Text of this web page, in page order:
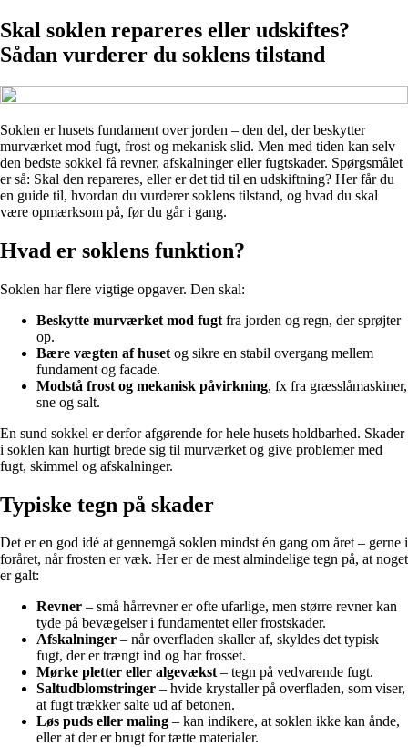
Skal soklen repareres eller udskiftes?
Sådan vurderer du soklens tilstand
Soklen er husets fundament over jorden – den del, der beskytter
murværket mod fugt, frost og mekanisk slid. Men med tiden kan selv
den bedste sokkel få revner, afskalninger eller fugtskader. Spørgsmålet
er så: Skal den repareres, eller er det tid til en udskiftning? Her får du
en guide til, hvordan du vurderer soklens tilstand, og hvad du skal
være opmærksom på, før du går i gang.
Hvad er soklens funktion?
Soklen har flere vigtige opgaver. Den skal:
Beskytte murværket mod fugt fra jorden og regn, der sprøjter
op.
Bære vægten af huset og sikre en stabil overgang mellem
fundament og facade.
Modstå frost og mekanisk påvirkning, fx fra græsslåmaskiner,
sne og salt.
En sund sokkel er derfor afgørende for hele husets holdbarhed. Skader
i soklen kan hurtigt brede sig til murværket og give problemer med
fugt, skimmel og afskalninger.
Typiske tegn på skader
Det er en god idé at gennemgå soklen mindst én gang om året – gerne i
foråret, når frosten er væk. Her er de mest almindelige tegn på, at noget
er galt:
Revner – små hårrevner er ofte ufarlige, men større revner kan
tyde på bevægelser i fundamentet eller frostskader.
Afskalninger – når overfladen skaller af, skyldes det typisk
fugt, der er trængt ind og har frosset.
Mørke pletter eller algevækst– tegn på vedvarende fugt.
Saltudblomstringer – hvide krystaller på overfladen, som viser,
at fugt trækker salte ud af betonen.
Løs puds eller maling – kan indikere, at soklen ikke kan ånde,
eller at der er brugt for tætte materialer.